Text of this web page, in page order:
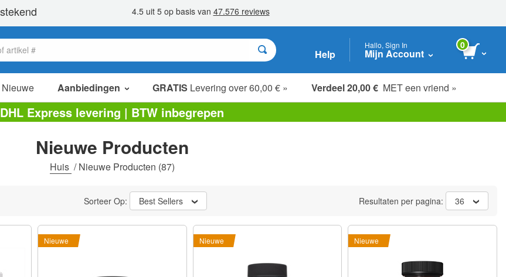
Help
Hallo, Sign In
Mijn Account
0
Nieuwe Aanbiedingen GRATIS Levering over 60,00 € » Verdeel 20,00 € MET een vriend »
verkoop items
value packs
opruiming
DHL Express levering | BTW inbegrepen
Nieuwe Producten
Huis /Nieuwe Producten (87)
Sorteer Op: Best Sellers Resultaten per pagina: 36
Nieuwe Nieuwe Nieuwe